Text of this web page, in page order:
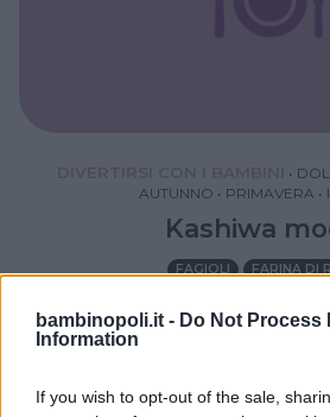
bambinopoli.it - Do Not Process
Information
If you wish to opt-out of the sale,
•
AUTUNNO • PRIMAVERA •
Kashiwa
FAGIOLI FARINA DI